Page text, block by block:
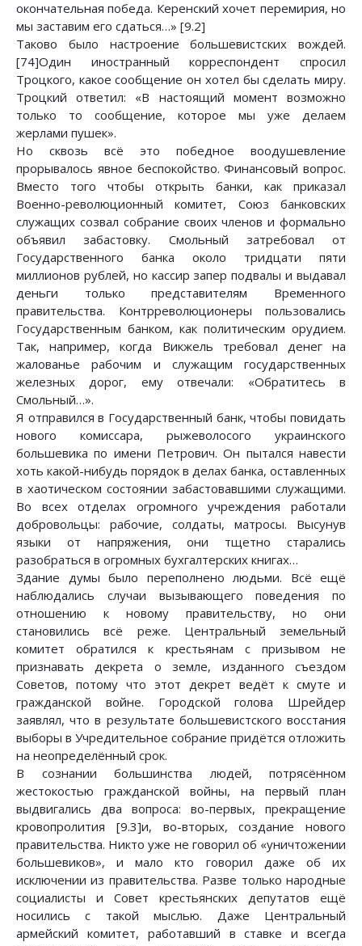
окончательная победа. Керенский хочет перемирия, но
мы заставим его сдаться…» [9.2]
Таково было настроение большевистских вождей.
[74]Один иностранный корреспондент спросил
Троцкого, какое сообщение он хотел бы сделать миру.
Троцкий ответил: «В настоящий момент возможно
только то сообщение, которое мы уже делаем
жерлами пушек».
Но сквозь всё это победное воодушевление
прорывалось явное беспокойство. Финансовый вопрос.
Вместо того чтобы открыть банки, как приказал
Военно-революционный комитет, Союз банковских
служащих созвал собрание своих членов и формально
объявил забастовку. Смольный затребовал от
Государственного банка около тридцати пяти
миллионов рублей, но кассир запер подвалы и выдавал
деньги только представителям Временного
правительства. Контрреволюционеры пользовались
Государственным банком, как политическим орудием.
Так, например, когда Викжель требовал денег на
жалованье рабочим и служащим государственных
железных дорог, ему отвечали: «Обратитесь в
Смольный…».
Я отправился в Государственный банк, чтобы повидать
нового комиссара, рыжеволосого украинского
большевика по имени Петрович. Он пытался навести
хоть какой-нибудь порядок в делах банка, оставленных
в хаотическом состоянии забастовавшими служащими.
Во всех отделах огромного учреждения работали
добровольцы: рабочие, солдаты, матросы. Высунув
языки от напряжения, они тщетно старались
разобраться в огромных бухгалтерских книгах…
Здание думы было переполнено людьми. Всё ещё
наблюдались случаи вызывающего поведения по
отношению к новому правительству, но они
становились всё реже. Центральный земельный
комитет обратился к крестьянам с призывом не
признавать декрета о земле, изданного съездом
Советов, потому что этот декрет ведёт к смуте и
гражданской войне. Городской голова Шрейдер
заявлял, что в результате большевистского восстания
выборы в Учредительное собрание придётся отложить
на неопределённый срок.
В сознании большинства людей, потрясённом
жестокостью гражданской войны, на первый план
выдвигались два вопроса: во-первых, прекращение
кровопролития [9.3]и, во-вторых, создание нового
правительства. Никто уже не говорил об «уничтожении
большевиков», и мало кто говорил даже об их
исключении из правительства. Разве только народные
социалисты и Совет крестьянских депутатов ещё
носились с такой мыслью. Даже Центральный
армейский комитет, работавший в ставке и всегда